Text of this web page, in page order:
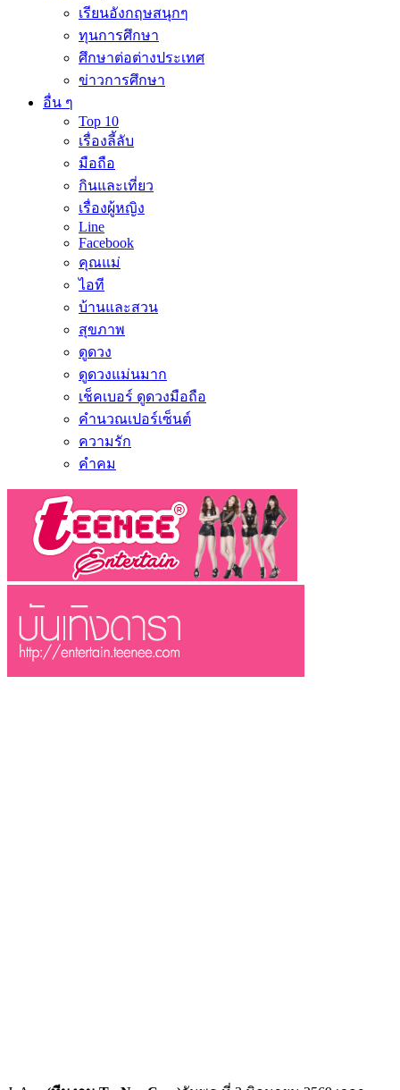
เรียนอังกฤษสนุกๆ
ทุนการศึกษา
ศึกษาต่อต่างประเทศ
ข่าวการศึกษา
อื่น ๆ
Top 10
เรื่องลี้ลับ
มือถือ
กินและเที่ยว
เรื่องผู้หญิง
Line
Facebook
คุณแม่
ไอที
บ้านและสวน
สุขภาพ
ดูดวง
ดูดวงแม่นมาก
เช็คเบอร์ ดูดวงมือถือ
คำนวณเปอร์เซ็นต์
ความรัก
คำคม